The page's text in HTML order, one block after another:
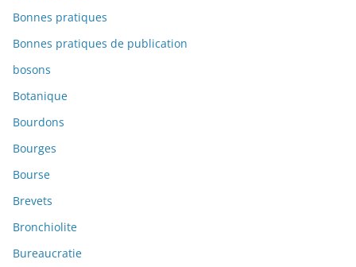
Bonnes pratiques
Bonnes pratiques de publication
bosons
Botanique
Bourdons
Bourges
Bourse
Brevets
Bronchiolite
Bureaucratie